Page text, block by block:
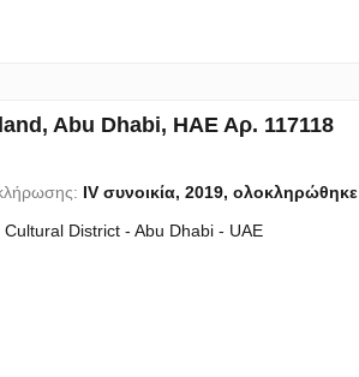
Abu Dhabi, ΗΑΕ Αρ. 117118
IV συνοικία, 2019, ολοκληρώθηκε
District - Abu Dhabi - UAE